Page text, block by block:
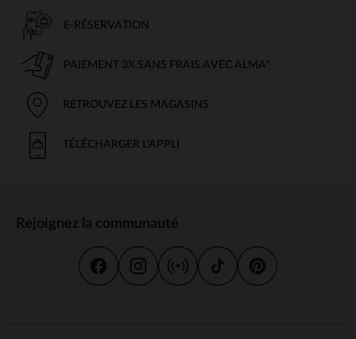
E-RÉSERVATION
PAIEMENT 3X SANS FRAIS AVEC ALMA*
RETROUVEZ LES MAGASINS
TÉLÉCHARGER L'APPLI
Rejoignez la communauté